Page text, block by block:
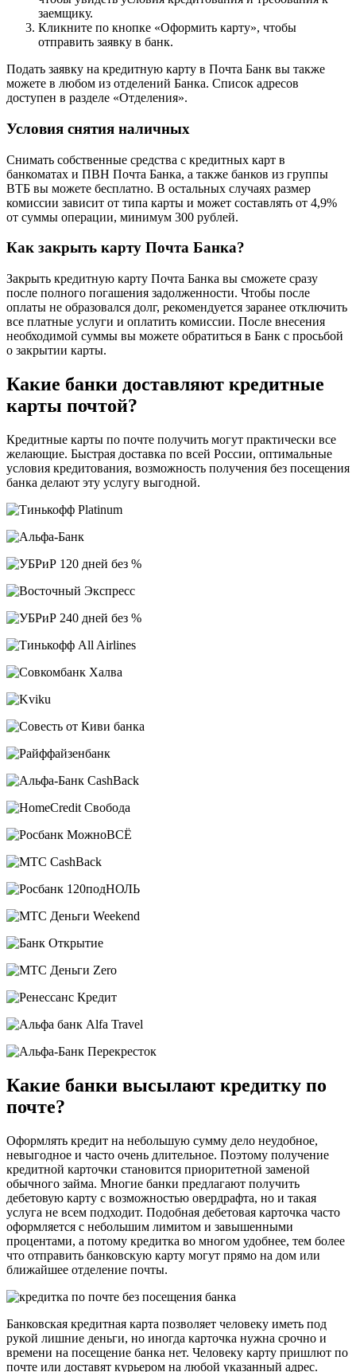
заемщику.
Кликните по кнопке «Оформить карту», чтобы
отправить заявку в банк.
Подать заявку на кредитную карту в Почта Банк вы также
можете в любом из отделений Банка. Список адресов
доступен в разделе «Отделения».
Условия снятия наличных
Снимать собственные средства с кредитных карт в
банкоматах и ПВН Почта Банка, а также банков из группы
ВТБ вы можете бесплатно. В остальных случаях размер
комиссии зависит от типа карты и может составлять от 4,9%
от суммы операции, минимум 300 рублей.
Как закрыть карту Почта Банка?
Закрыть кредитную карту Почта Банка вы сможете сразу
после полного погашения задолженности. Чтобы после
оплаты не образовался долг, рекомендуется заранее отключить
все платные услуги и оплатить комиссии. После внесения
необходимой суммы вы можете обратиться в Банк с просьбой
о закрытии карты.
Какие банки доставляют кредитные
карты почтой?
Кредитные карты по почте получить могут практически все
желающие. Быстрая доставка по всей России, оптимальные
условия кредитования, возможность получения без посещения
банка делают эту услугу выгодной.
Какие банки высылают кредитку по
почте?
Оформлять кредит на небольшую сумму дело неудобное,
невыгодное и часто очень длительное. Поэтому получение
кредитной карточки становится приоритетной заменой
обычного займа. Многие банки предлагают получить
дебетовую карту с возможностью овердрафта, но и такая
услуга не всем подходит. Подобная дебетовая карточка часто
оформляется с небольшим лимитом и завышенными
процентами, а потому кредитка во многом удобнее, тем более
что отправить банковскую карту могут прямо на дом или
ближайшее отделение почты.
Банковская кредитная карта позволяет человеку иметь под
рукой лишние деньги, но иногда карточка нужна срочно и
времени на посещение банка нет. Человеку карту пришлют по
почте или доставят курьером на любой указанный адрес.